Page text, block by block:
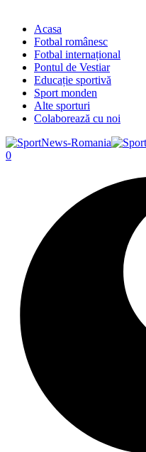
Acasa
Fotbal românesc
Fotbal internațional
Pontul de Vestiar
Educație sportivă
Sport monden
Alte sporturi
Colaborează cu noi
0